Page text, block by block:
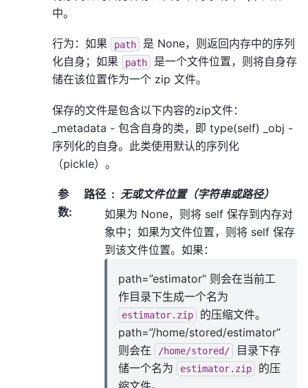
中。
行为：如果 path
是 None，则返回内存中的序列
化自身；如果
path
是一个文件位置，则将自身存
储在该位置作为一个 zip 文件。
保存的文件是包含以下内容的zip文件：
_metadata - 包含自身的类，即 type(self) _obj -
序列化的自身。此类使用默认的序列化
（pickle）。
参
数:
路径
无或文件位置（字符串或路径）
如果为 None，则将 self 保存到内存对
象中；如果为文件位置，则将 self 保存
到该文件位置。如果：
path=”estimator” 则会在当前工
作目录下生成一个名为
estimator.zip
的压缩文件。
path=”/home/stored/estimator”
则会在
/home/stored/
目录下存
储一个名为
estimator.zip
的压